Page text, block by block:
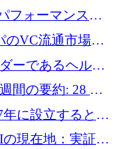
するために 600
フォーマンスプ
にこれまでに720
のVC流通市場の
万ユーロの
ーであるヘルシ
18億ドルのシリ
間の要約: 28 億
ノロジー資金調
に設立すると米
現在地：実証と